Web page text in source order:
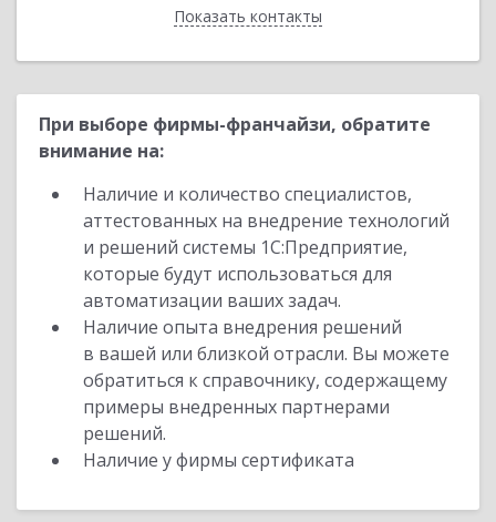
Показать контакты
Назад
При выборе фирмы-франчайзи, обратите
внимание на:
Наличие и количество специалистов,
аттестованных на внедрение технологий
и решений системы 1С:Предприятие,
которые будут использоваться для
автоматизации ваших задач.
Наличие опыта внедрения решений
в вашей или близкой отрасли. Вы можете
обратиться к справочнику, содержащему
примеры внедренных партнерами
решений.
Наличие у фирмы сертификата